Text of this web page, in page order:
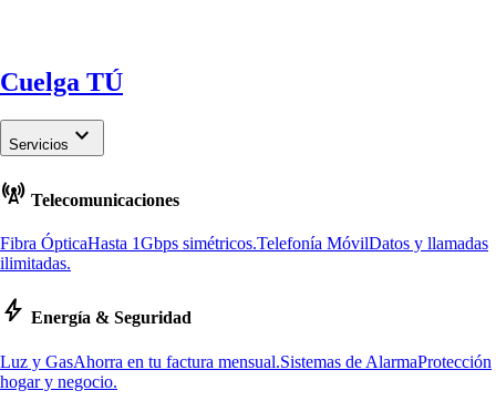
Cuelga TÚ
Servicios keyboard_arrow_down
cell_tower Telecomunicaciones
Fibra ÓpticaHasta 1Gbps simétricos.Telefonía MóvilDatos y llamadas
ilimitadas.
bolt Energía & Seguridad
Luz y GasAhorra en tu factura mensual.Sistemas de AlarmaProtección
hogar y negocio.